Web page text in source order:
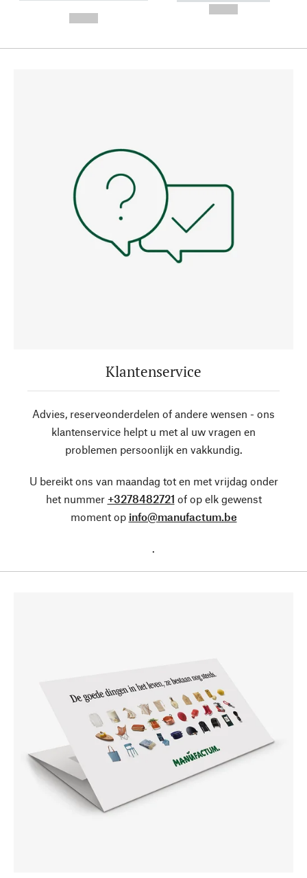
Klantenservice
Advies, reserveonderdelen of andere wensen - ons
klantenservice helpt u met al uw vragen en
problemen persoonlijk en vakkundig.
U bereikt ons van maandag tot en met vrijdag onder
het nummer +3278482721 of op elk gewenst
moment op info@manufactum.be
.